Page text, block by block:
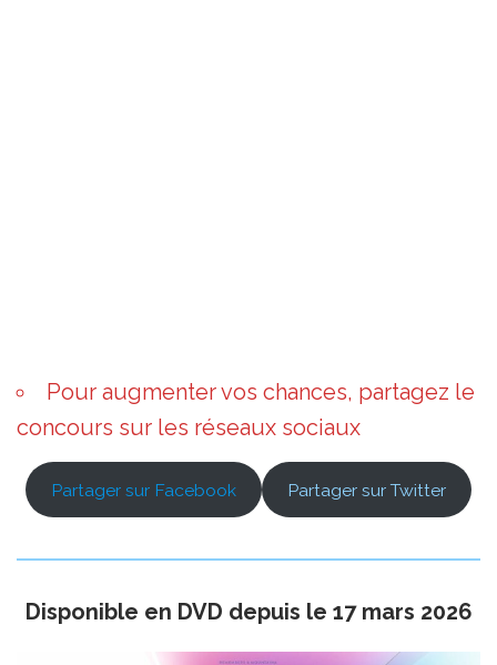
Pour augmenter vos chances, partagez le
concours sur les réseaux sociaux
Partager sur Facebook Partager sur Twitter
Disponible en DVD depuis le 17 mars 2026